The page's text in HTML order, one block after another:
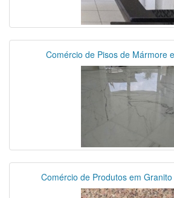
Comércio de Pisos de Mármore
Comércio de Produtos em